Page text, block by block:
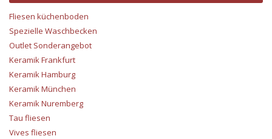
Fliesen küchenboden
Spezielle Waschbecken
Outlet Sonderangebot
Keramik Frankfurt
Keramik Hamburg
Keramik München
Keramik Nuremberg
Tau fliesen
Vives fliesen